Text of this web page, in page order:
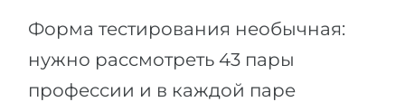
Форма тестирования необычная:
нужно рассмотреть 43 пары
профессии и в каждой паре